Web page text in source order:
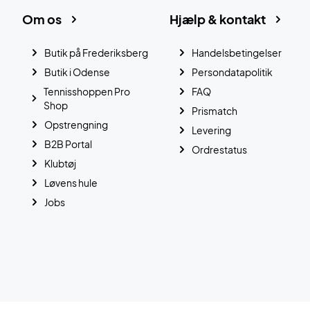
Hjælp & kontakt
Handelsbetingelser
Persondatapolitik
FAQ
Prismatch
Levering
Ordrestatus
Om os
Butik på Frederiksberg
Butik i Odense
Tennisshoppen Pro
Shop
Opstrengning
B2B Portal
Klubtøj
Løvens hule
Jobs